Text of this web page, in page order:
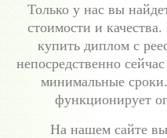
Только у нас вы
стоимости и
купить диплом с
непосредственно
минимальные
функционирует
На нашем сайте